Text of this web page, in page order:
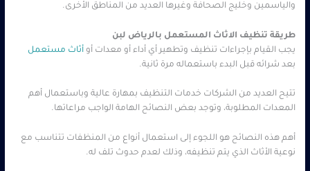
والياسمين وخليج الصحافة وغيرها العديد من المناطق الأخرى.
طريقة تنظيف الاثاث المستعمل بالرياض لبن
يجب القيام بإجراءات تنظيف وتطهير أي أداء أو معدات أوأثاث مستعمل
بعد شرائه قبل البدء باستعماله مرة ثانية.
تتيح العديد من الشركات خدمات التنظيف بمهارة عالية وباستعمال أهم
المعدات المطلوبة، وتوجد بعض النصائح الهامة الواجب مراعاتها.
أهم هذه النصائح هو اللجوء إلى استعمال أنواع من المنظفات تتناسب مع
نوعية الأثاث الذي يتم تنظيفه، وذلك لعدم حدوث تلف له.